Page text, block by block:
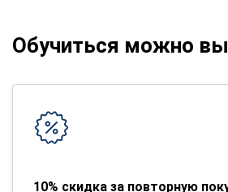
Обучиться можно
10% скидка за повторную